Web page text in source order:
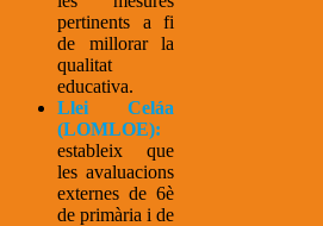
pertinents a fi
de millorar la
qualitat
educativa.
Llei Celáa
(LOMLOE):
estableix que
les avaluacions
externes de 6è
de primària i de